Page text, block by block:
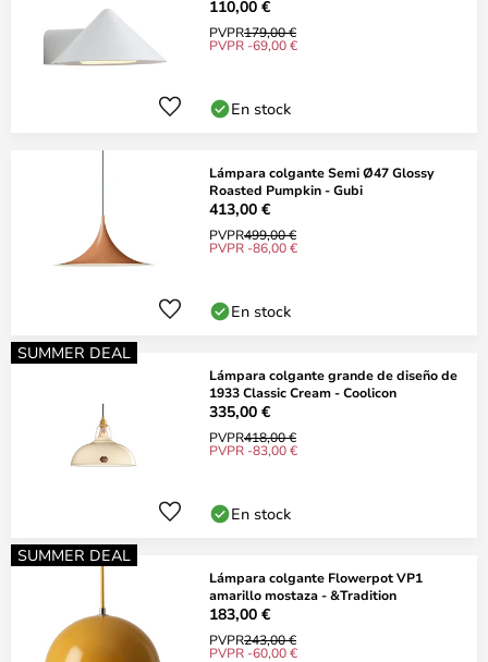
110,00 €
PVPR179,00 €
PVPR -69,00 €
En stock
Lámpara colgante Semi Ø47 Glossy
Roasted Pumpkin - Gubi
413,00 €
PVPR499,00 €
PVPR -86,00 €
En stock
SUMMER DEAL
Lámpara colgante grande de diseño de
1933 Classic Cream - Coolicon
335,00 €
PVPR418,00 €
PVPR -83,00 €
En stock
SUMMER DEAL
Lámpara colgante Flowerpot VP1
amarillo mostaza - &Tradition
183,00 €
PVPR243,00 €
PVPR -60,00 €